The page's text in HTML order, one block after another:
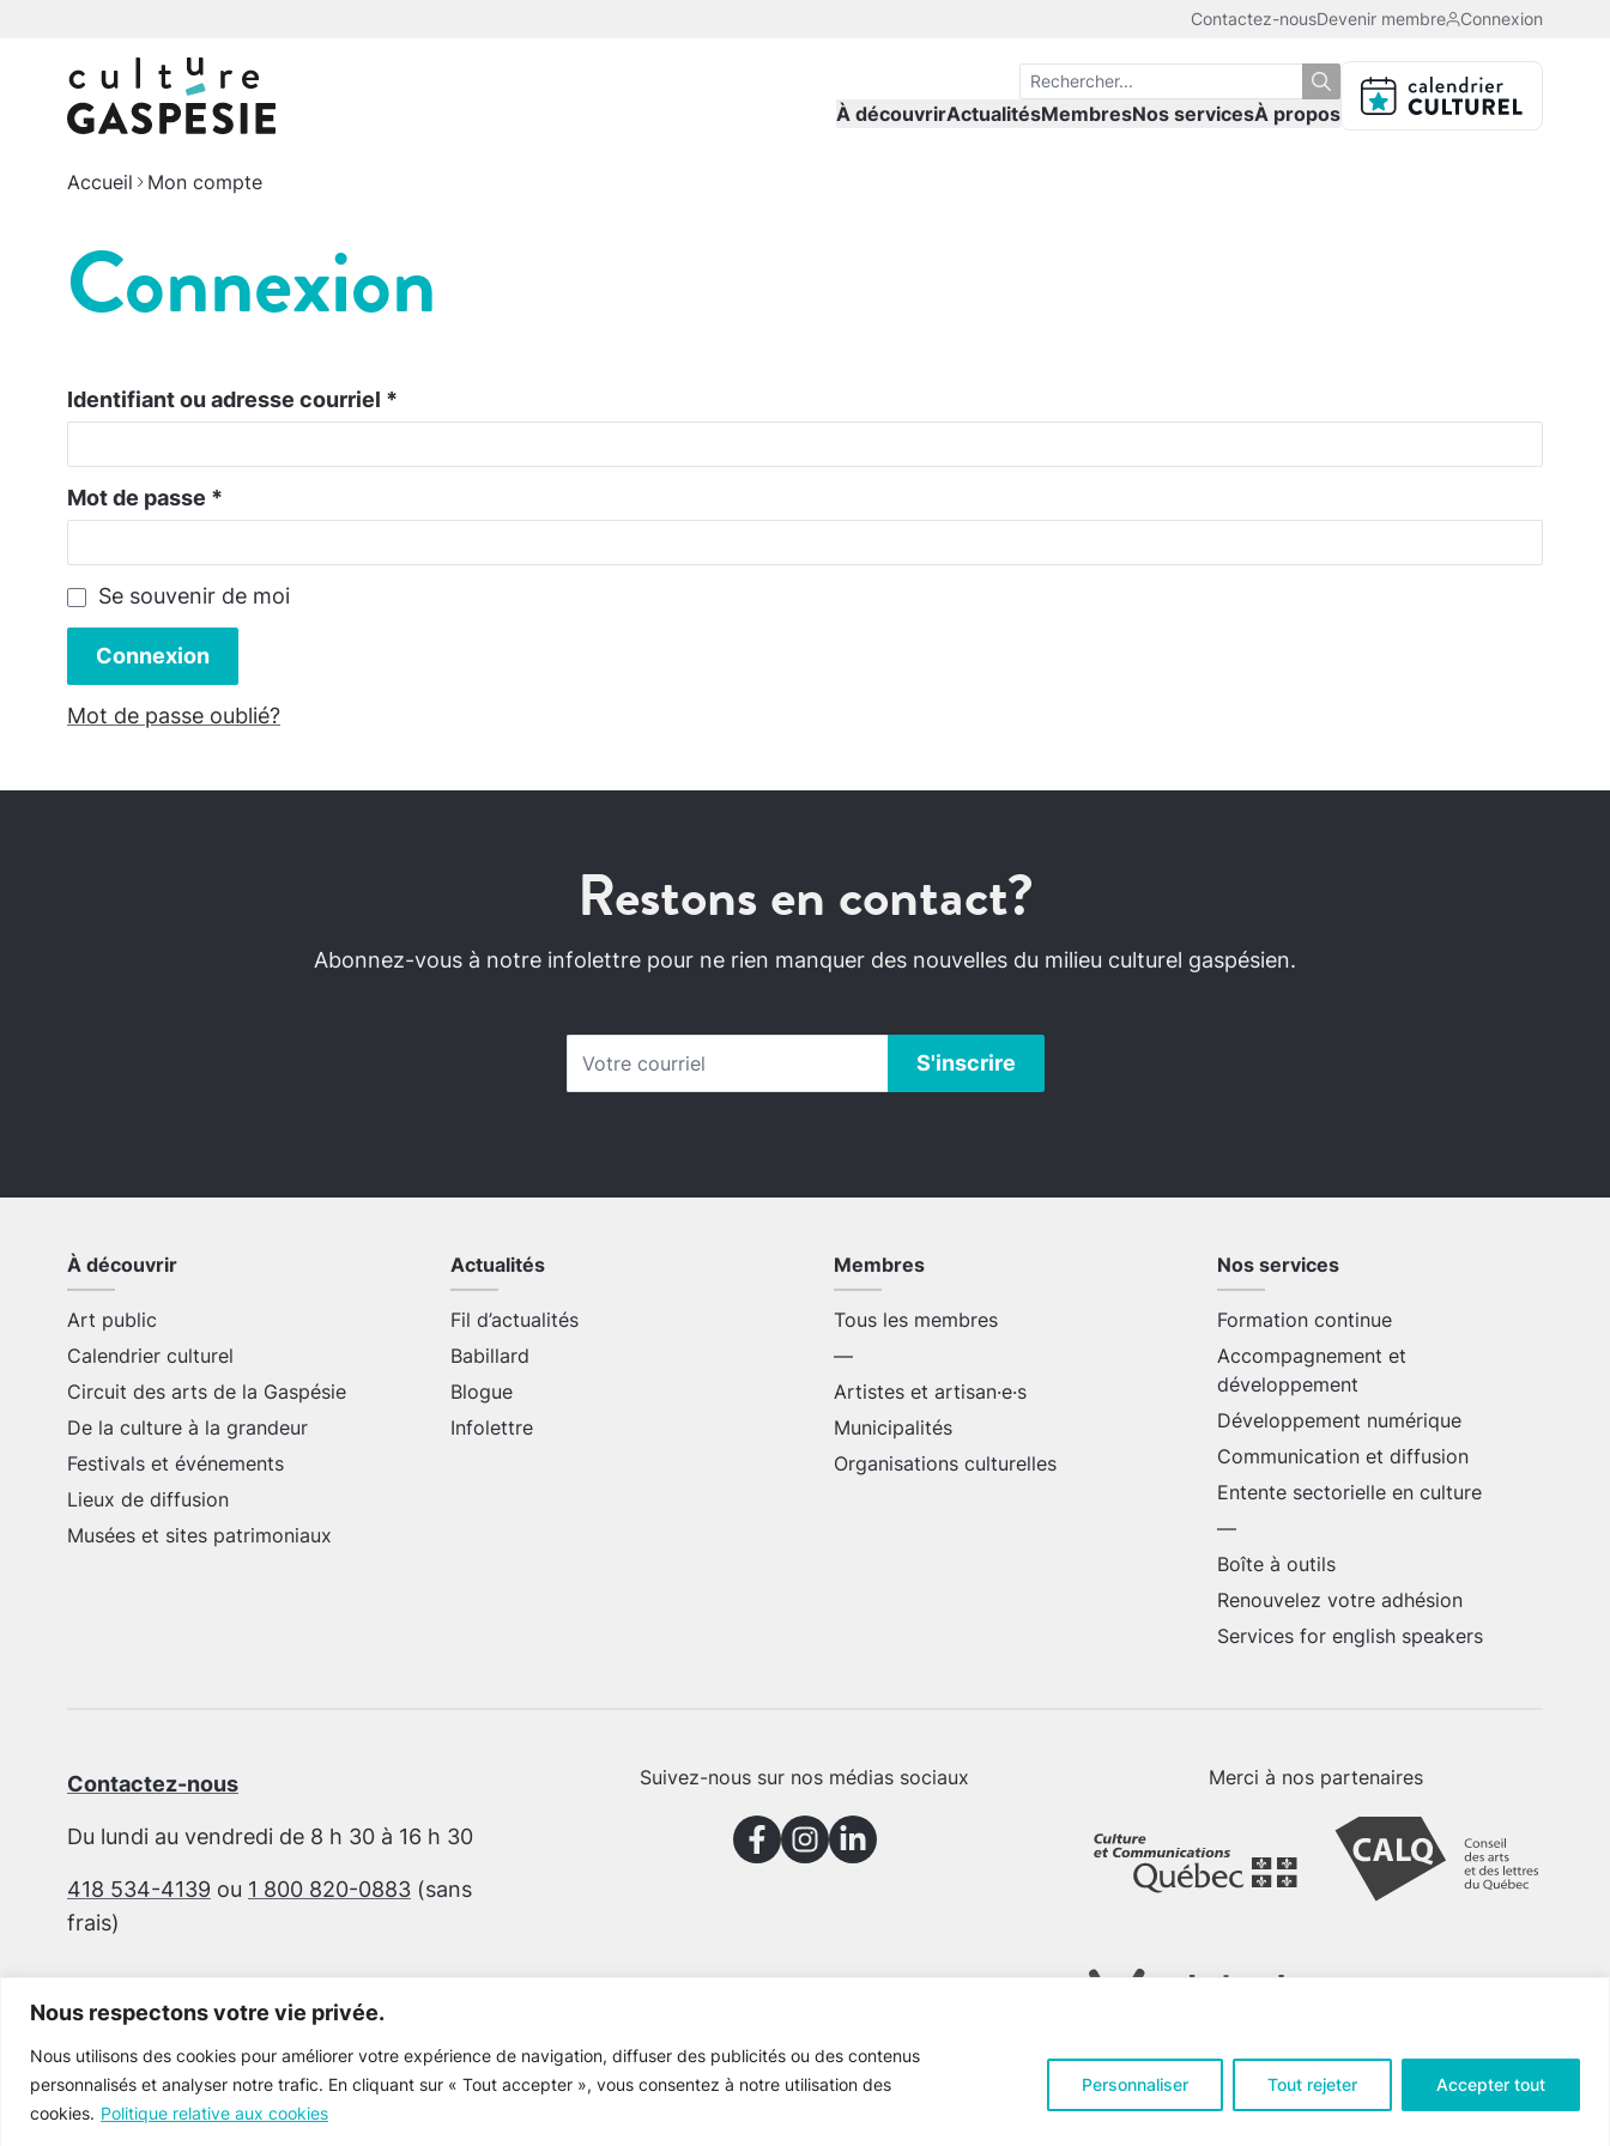
Nous respectons votre vie privée.
Nous utilisons des cookies pour améliorer votre expérience de navigation, diffuser des publicités ou des contenus
personnalisés et analyser notre trafic. En cliquant sur « Tout accepter », vous consentez à notre utilisation des
cookies. Politique relative aux cookies
Personnaliser Tout rejeter Accepter tout
Contactez-nousDevenir membre Connexion
À découvrirActualitésMembresNos servicesÀ propos
Accueil Mon compte
Connexion
Identifiant ou adresse courriel *
Mot de passe *
Se souvenir de moi
Connexion
Mot de passe oublié?
Restons en contact?
Abonnez-vous à notre infolettre pour ne rien manquer des nouvelles du milieu culturel gaspésien.
À découvrir
Art public
Calendrier culturel
Circuit des arts de la Gaspésie
De la culture à la grandeur
Festivals et événements
Lieux de diffusion
Musées et sites patrimoniaux
Actualités
Fil d’actualités
Babillard
Blogue
Infolettre
Membres
Tous les membres
—
Artistes et artisan·e·s
Municipalités
Organisations culturelles
Nos services
Formation continue
Accompagnement et
développement
Développement numérique
Communication et diffusion
Entente sectorielle en culture
—
Boîte à outils
Renouvelez votre adhésion
Services for english speakers
Contactez-nous
Du lundi au vendredi de 8 h 30 à 16 h 30
418 534-4139 ou 1 800 820-0883 (sans
frais)
Suivez-nous sur nos médias sociaux Merci à nos partenaires